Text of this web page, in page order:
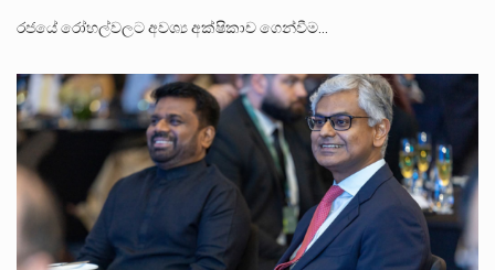
රජයේ රෝහල්වලට අවශ්‍ය අක්ෂිකාච ගෙන්වීම…